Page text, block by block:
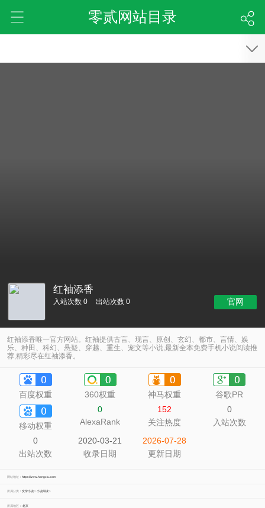
零贰网站目录
红袖添香
入站次数 0 出站次数 0 官网
红袖添香唯一官方网站。红袖提供古言、现言、原创、玄幻、都市、言情、娱
乐、种田、科幻、悬疑、穿越、重生、宠文等小说,最新全本免费手机小说阅读推
荐,精彩尽在红袖添香。
百度权重 360权重 神马权重 谷歌PR
移动权重
0
AlexaRank
152
关注热度
0
入站次数
0
出站次数
2020-03-21
收录日期
2026-07-28
更新日期
网站地址： https://www.hongxiu.com
所属分类： 文学小说>小说阅读>
所属地区： 北京